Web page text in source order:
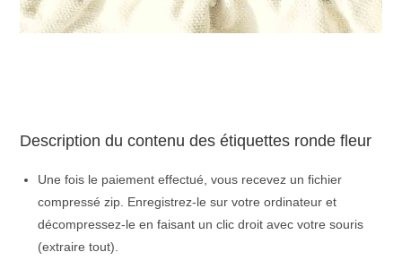
Description du contenu des étiquettes ronde fleur
Une fois le paiement effectué, vous recevez un fichier
compressé zip. Enregistrez-le sur votre ordinateur et
décompressez-le en faisant un clic droit avec votre souris
(extraire tout).